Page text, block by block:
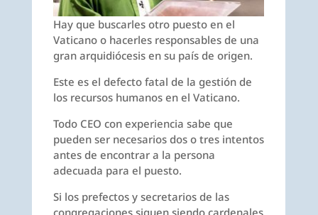
Hay que buscarles otro puesto en el
Vaticano o hacerles responsables de una
gran arquidiócesis en su país de origen.
Este es el defecto fatal de la gestión de
los recursos humanos en el Vaticano.
Todo CEO con experiencia sabe que
pueden ser necesarios dos o tres intentos
antes de encontrar a la persona
adecuada para el puesto.
Si los prefectos y secretarios de las
congregaciones siguen siendo cardenales